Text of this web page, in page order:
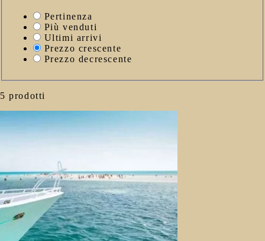
criterio
ordinamento
Pertinenza
Più venduti
Ultimi arrivi
Prezzo crescente
Prezzo decrescente
5 prodotti